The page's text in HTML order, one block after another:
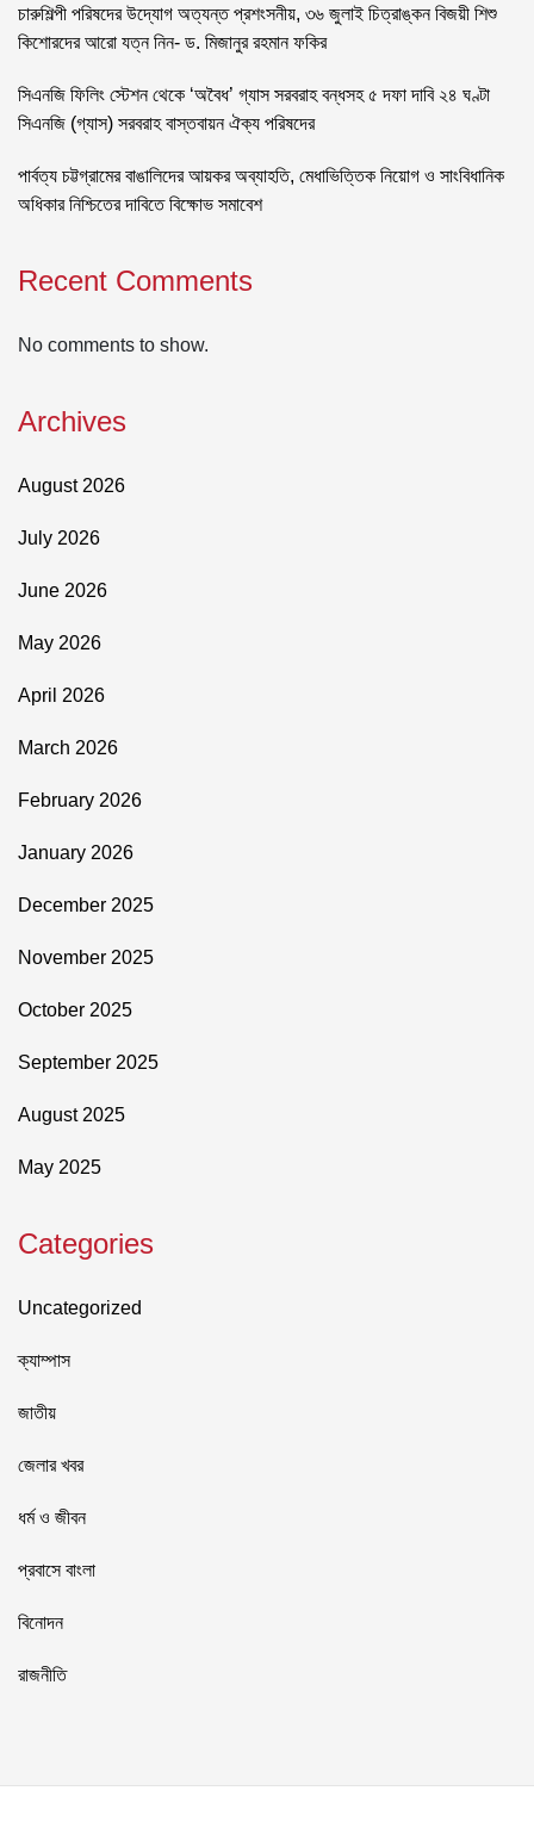
চারুশিল্পী পরিষদের উদ্যোগ অত্যন্ত প্রশংসনীয়, ৩৬ জুলাই চিত্রাঙ্কন বিজয়ী শিশু
কিশোরদের আরো যত্ন নিন- ড. মিজানুর রহমান ফকির
সিএনজি ফিলিং স্টেশন থেকে ‘অবৈধ’ গ্যাস সরবরাহ বন্ধসহ ৫ দফা দাবি ২৪ ঘণ্টা
সিএনজি (গ্যাস) সরবরাহ বাস্তবায়ন ঐক্য পরিষদের
পার্বত্য চট্টগ্রামের বাঙালিদের আয়কর অব্যাহতি, মেধাভিত্তিক নিয়োগ ও সাংবিধানিক
অধিকার নিশ্চিতের দাবিতে বিক্ষোভ সমাবেশ
Recent Comments
No comments to show.
Archives
August 2026
July 2026
June 2026
May 2026
April 2026
March 2026
February 2026
January 2026
December 2025
November 2025
October 2025
September 2025
August 2025
May 2025
Categories
Uncategorized
ক্যাম্পাস
জাতীয়
জেলার খবর
ধর্ম ও জীবন
প্রবাসে বাংলা
বিনোদন
রাজনীতি